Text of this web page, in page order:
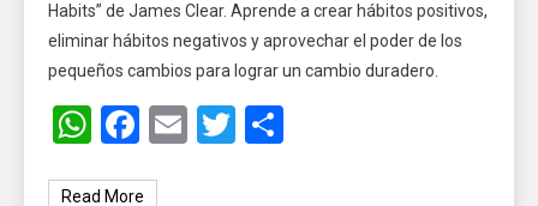
Habits” de James Clear. Aprende a crear hábitos positivos,
eliminar hábitos negativos y aprovechar el poder de los
pequeños cambios para lograr un cambio duradero.
WhatsApp
Facebook
EmailTwitter
Read More